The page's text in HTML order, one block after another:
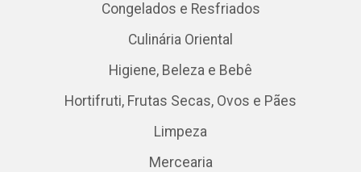
Congelados e Resfriados
Culinária Oriental
Higiene, Beleza e Bebê
Hortifruti, Frutas Secas, Ovos e Pães
Limpeza
Mercearia